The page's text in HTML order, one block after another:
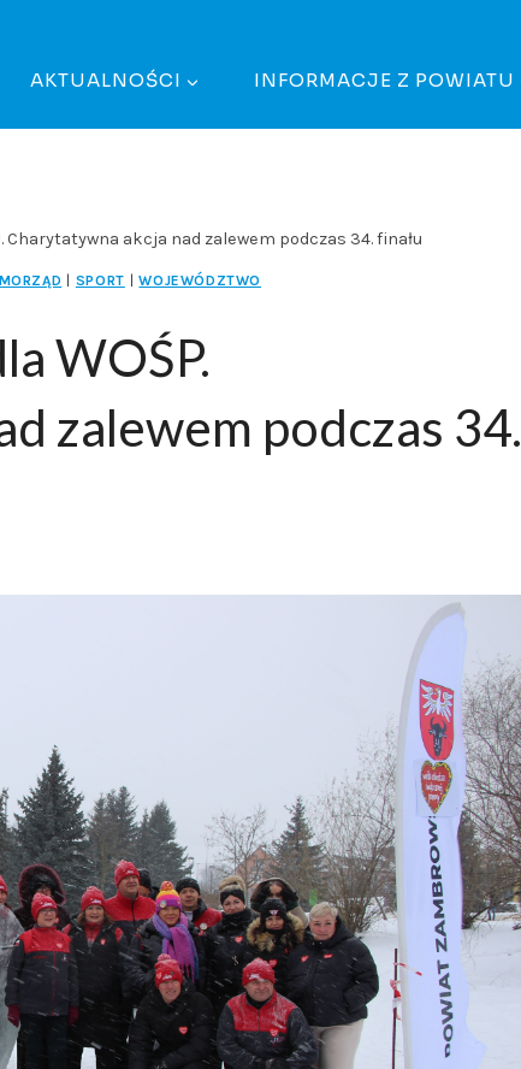
AKTUALNOŚCI INFORMACJE Z POWIATU
akcja nad zalewem podczas 34. finału
SPORT
WOJEWÓDZTWO
WOŚP.
zalewem podczas 34.